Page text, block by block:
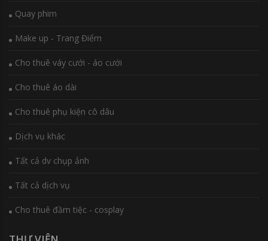
Quay phim
Make up - Trang Điểm
Cho thuê váy cưới - áo cưới
Cho thuê áo dài
Cho thuê phụ kiện cô dâu
Dịch vụ khác
Tất cả dv chụp ảnh
Tất cả dịch vụ
Cho thuê đầm tiệc - cosplay